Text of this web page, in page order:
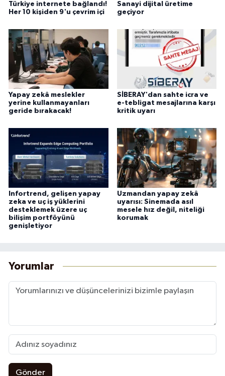
Türkiye internete bağlandı!
Her 10 kişiden 9'u çevrim içi
Sanayi dijital üretime
geçiyor
Yapay zekâ meslekler
yerine kullanmayanları
geride bırakacak!
SİBERAY'dan sahte icra ve
e-tebligat mesajlarına karşı
kritik uyarı
Infortrend, gelişen yapay
zeka ve uç iş yüklerini
desteklemek üzere uç
bilişim portföyünü
genişletiyor
Uzmandan yapay zekâ
uyarısı: Sinemada asıl
mesele hız değil, niteliği
korumak
Yorumlar
Gönder